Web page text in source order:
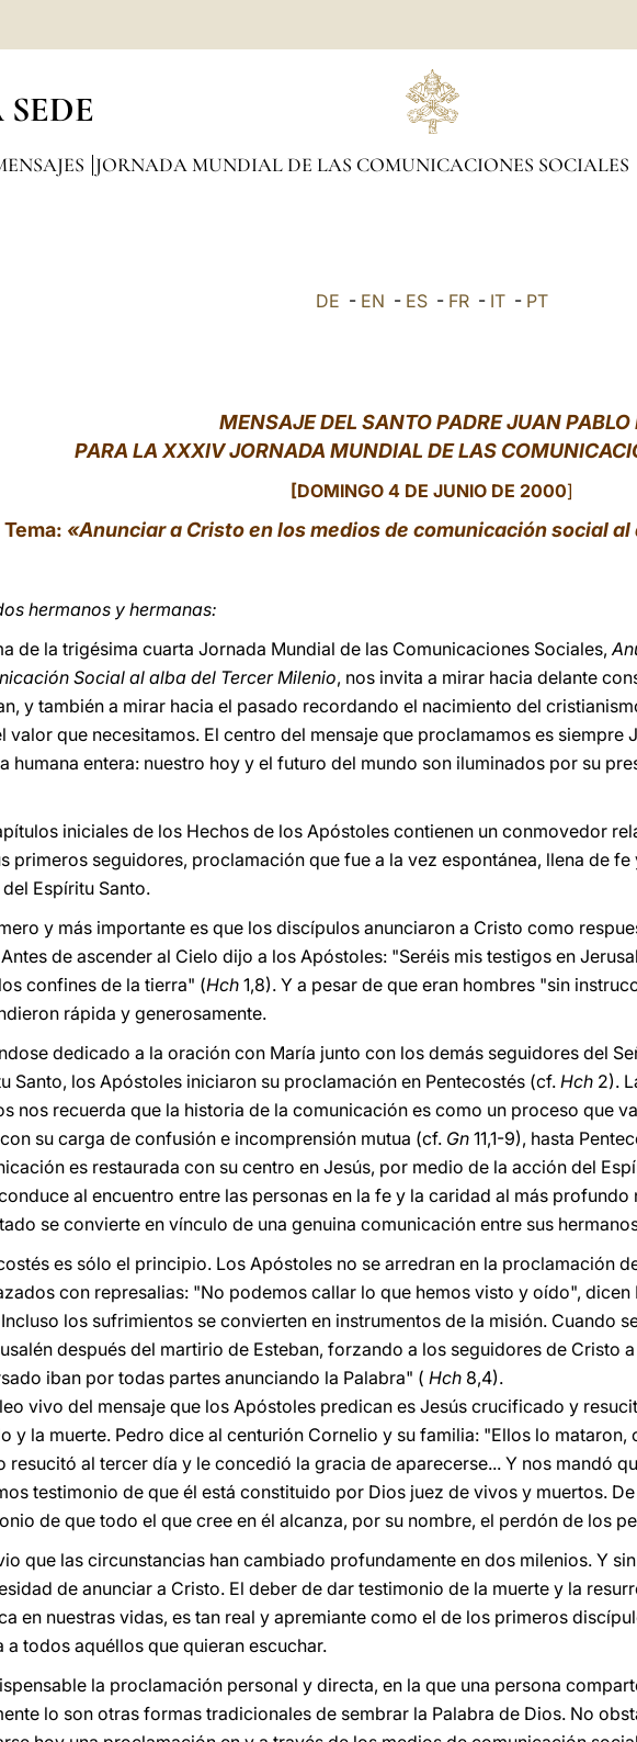
JORNADA MUNDIAL DE LAS COMUNICACIONES SOCIALES
DE - EN - ES - FR - IT - PT
MENSAJE DEL SANTO PADRE JUAN PABLO
PARA LA XXXIV JORNADA MUNDIAL DE LAS
[DOMINGO 4 DE JUNIO DE 2000]
Tema: «Anunciar a Cristo en los medios de comunicación social
hermanos y hermanas:
de la trigésima cuarta Jornada Mundial de las Comunicaciones Sociales,
Social al alba del Tercer Milenio, nos invita a mirar hacia delante
y también a mirar hacia el pasado recordando el nacimiento del
valor que necesitamos. El centro del mensaje que proclamamos es siempre
humana entera: nuestro hoy y el futuro del mundo son iluminados por su
iniciales de los Hechos de los Apóstoles contienen un conmovedor
primeros seguidores, proclamación que fue a la vez espontánea, llena de
Espíritu Santo.
y más importante es que los discípulos anunciaron a Cristo como
de ascender al Cielo dijo a los Apóstoles: "Seréis mis testigos en
confines de la tierra" (Hch 1,8). Y a pesar de que eran hombres "sin
rápida y generosamente.
dedicado a la oración con María junto con los demás seguidores del
Santo, los Apóstoles iniciaron su proclamación en Pentecostés (cf. Hch 2).
nos recuerda que la historia de la comunicación es como un proceso que
su carga de confusión e incomprensión mutua (cf. Gn 11,1-9), hasta
es restaurada con su centro en Jesús, por medio de la acción del
al encuentro entre las personas en la fe y la caridad al más profundo
se convierte en vínculo de una genuina comunicación entre sus
es sólo el principio. Los Apóstoles no se arredran en la proclamación
con represalias: "No podemos callar lo que hemos visto y oído", dicen
los sufrimientos se convierten en instrumentos de la misión. Cuando
después del martirio de Esteban, forzando a los seguidores de Cristo
iban por todas partes anunciando la Palabra" ( Hch 8,4).
vivo del mensaje que los Apóstoles predican es Jesús crucificado y
y la muerte. Pedro dice al centurión Cornelio y su familia: "Ellos lo mataron,
resucitó al tercer día y le concedió la gracia de aparecerse... Y nos mandó
testimonio de que él está constituido por Dios juez de vivos y muertos.
de que todo el que cree en él alcanza, por su nombre, el perdón de los
que las circunstancias han cambiado profundamente en dos milenios. Y
de anunciar a Cristo. El deber de dar testimonio de la muerte y la
en nuestras vidas, es tan real y apremiante como el de los primeros
a todos aquéllos que quieran escuchar.
la proclamación personal y directa, en la que una persona
lo son otras formas tradicionales de sembrar la Palabra de Dios. No